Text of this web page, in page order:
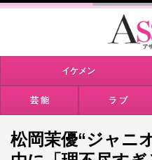
イケメン
芸 能 ラ ブ
松岡茉優“ジャニ